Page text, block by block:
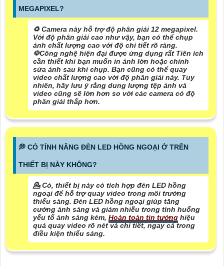
MEGAPIXEL?
♻️ Camera này hỗ trợ độ phân giải 12 megapixel.
Với độ phân giải cao như vậy, bạn có thể chụp
ảnh chất lượng cao với độ chi tiết rõ ràng.
☫Công nghệ hiện đại được ứng dụng rất Tiên ích
cần thiết khi bạn muốn in ảnh lớn hoặc chỉnh
sửa ảnh sau khi chụp. Bạn cũng có thể quay
video chất lượng cao với độ phân giải này. Tuy
nhiên, hãy lưu ý rằng dung lượng tệp ảnh và
video cũng sẽ lớn hơn so với các camera có độ
phân giải thấp hơn.
️💭 CÓ TÍNH NĂNG ĐÈN LED HỒNG NGOẠI Ở TRÊN
THIẾT BỊ NÀY KHÔNG?
💁 Có, thiết bị này có tích hợp đèn LED hồng
ngoại để hỗ trợ quay video trong môi trường
thiếu sáng. Đèn LED hồng ngoại giúp tăng
cường ánh sáng và giảm nhiễu trong tình huống
yếu tố ánh sáng kém, Hoàn toàn tin tưởng hiệu
quả quay video rõ nét và chi tiết, ngay cả trong
điều kiện thiếu sáng.